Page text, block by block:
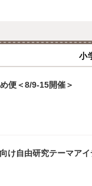
小
便＜8/9-15開催＞
け自由研究テーマアイ